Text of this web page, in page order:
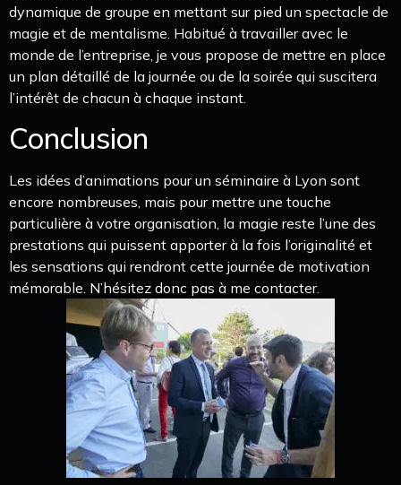
dynamique de groupe en mettant sur pied un spectacle de
magie et de mentalisme. Habitué à travailler avec le
monde de l’entreprise, je vous propose de mettre en place
un plan détaillé de la journée ou de la soirée qui suscitera
l’intérêt de chacun à chaque instant.
Conclusion
Les idées d’animations pour un séminaire à Lyon sont
encore nombreuses, mais pour mettre une touche
particulière à votre organisation, la magie reste l’une des
prestations qui puissent apporter à la fois l’originalité et
les sensations qui rendront cette journée de motivation
mémorable. N’hésitez donc pas à me contacter.